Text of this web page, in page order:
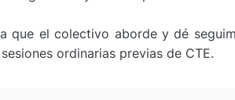
que el colectivo aborde y dé
ordinarias previas de CTE.